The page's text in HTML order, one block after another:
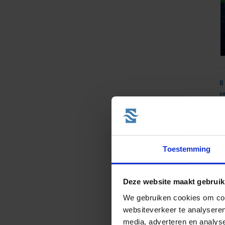
Toestemming
Deze website maakt
We gebruiken cookies om
websiteverkeer te
media, adverteren en
8
8